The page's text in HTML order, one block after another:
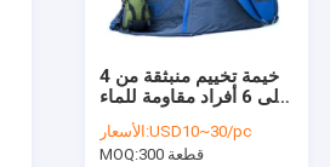
خيمة تخييم منبثقة من 4
إلى 6 أفراد مقاومة للماء
سهلة الإعداد
الأسعار:USD10~30/pc
MOQ:
300 قطعة